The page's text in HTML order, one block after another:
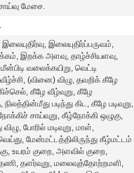
மேசை.
இலையுதிர்ப்பருவம்,
இறக்க அளவு, தாழ்ச்சியளவு,
வலைக்கயிறு, வெட்டி
(வினை) விழு, தவறிக் கீழே
கீழே வீழ்வுறு, கீழே
படிந்து கிட, கீழே படிவுறு,
சாய்வுறு, கீழ்நோக்கி ஒழுகு,
போரில் மடிவுறு, மாள்,
மேன்மட்டத்திலிருந்து கீழ்மட்டம்
உயரம் குறை, அளவில் குறை,
தளர்வுறு, மலைவுத்தோற்றமளி,